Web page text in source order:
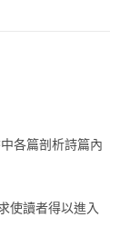
各篇剖析詩篇內
使讀者得以進入